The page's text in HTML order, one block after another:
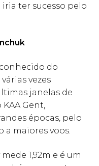
ter sucesso pelo
do
vezes
janelas de
Gent,
épocas, pelo
a maiores voos.
1,92m e é um